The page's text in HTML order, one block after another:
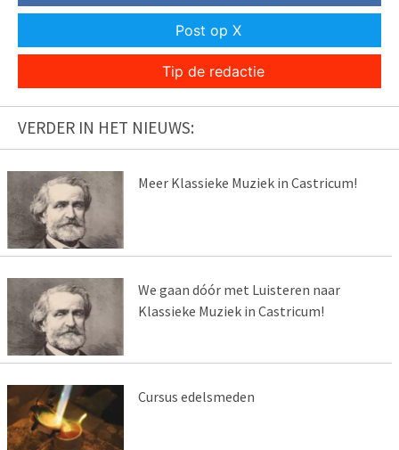
Post op X
Tip de redactie
VERDER IN HET NIEUWS:
Meer Klassieke Muziek in Castricum!
We gaan dóór met Luisteren naar
Klassieke Muziek in Castricum!
Cursus edelsmeden